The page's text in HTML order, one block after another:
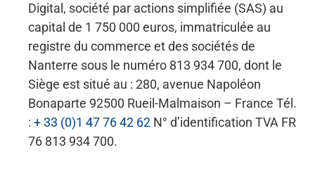
Digital, société par actions simplifiée (SAS) au
capital de 1 750 000 euros, immatriculée au
registre du commerce et des sociétés de
Nanterre sous le numéro 813 934 700, dont le
Siège est situé au : 280, avenue Napoléon
Bonaparte 92500 Rueil-Malmaison – France Tél.
:+ 33 (0)1 47 76 42 62 N° d’identification TVA FR
76 813 934 700.